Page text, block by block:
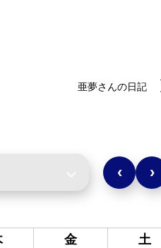
亜夢さんの日記
‹ ›
金
土